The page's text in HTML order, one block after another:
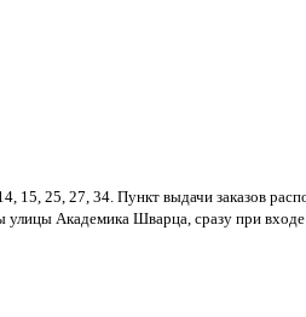
25, 27, 34. Пункт выдачи заказов
Академика Шварца, сразу при